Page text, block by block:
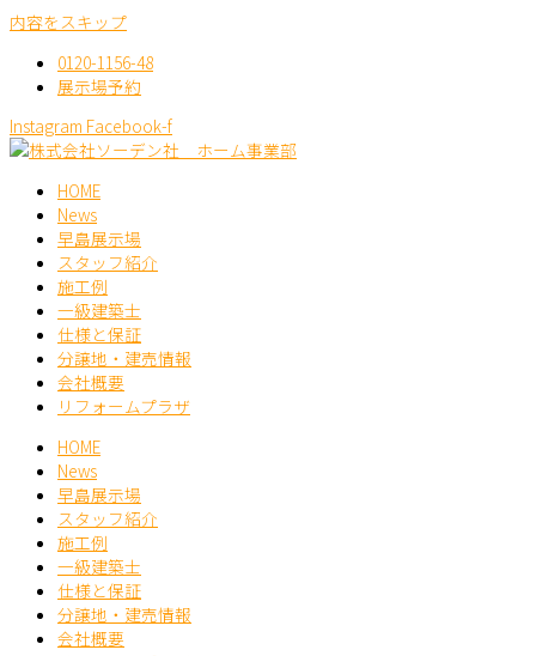
内容をスキップ
0120-1156-48
展示場予約
Instagram Facebook-f
HOME
News
早島展示場
スタッフ紹介
施工例
一級建築士
仕様と保証
分譲地・建売情報
会社概要
リフォームプラザ
HOME
News
早島展示場
スタッフ紹介
施工例
一級建築士
仕様と保証
分譲地・建売情報
会社概要